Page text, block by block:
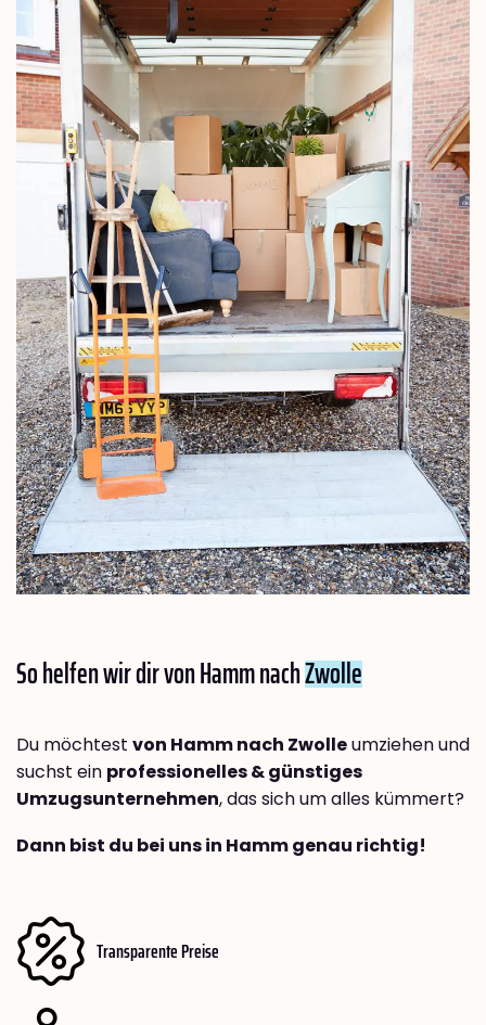
So helfen wir dir von Hamm nachZwolle
Du möchtest von Hamm nach Zwolleumziehen und
suchst ein professionelles & günstiges
Umzugsunternehmen, das sich um alles kümmert?
Dann bist du bei uns in Hamm genau richtig!
Transparente Preise